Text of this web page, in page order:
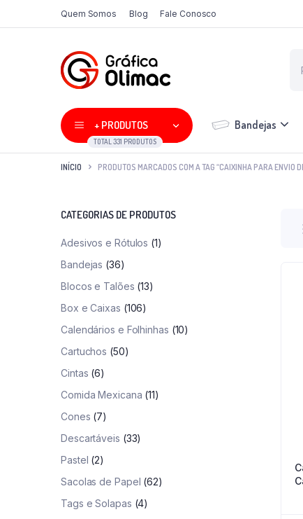
Quem Somos Blog Fale Conosco
+ PRODUTOS
TOTAL 331 PRODUTOS
Bandejas
INÍCIO PRODUTOS MARCADOS COM A TAG “CAIXINHA PARA ENVIO
CATEGORIAS DE PRODUTOS
Adesivos e Rótulos (1)
Bandejas (36)
Blocos e Talões (13)
Box e Caixas (106)
Calendários e Folhinhas (10)
Cartuchos (50)
Cintas (6)
Comida Mexicana (11)
Cones (7)
Descartáveis (33)
Pastel (2)
Sacolas de Papel (62)
Tags e Solapas (4)